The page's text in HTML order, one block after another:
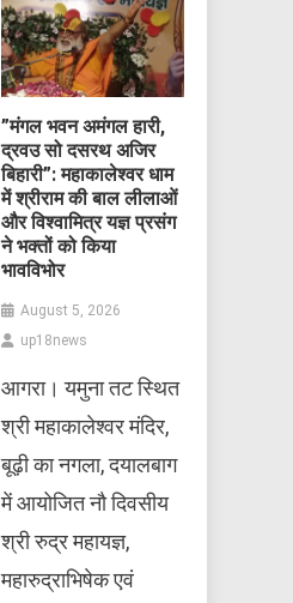
​”मंगल भवन अमंगल हारी,
द्रवउ सो दसरथ अजिर
बिहारी”: महाकालेश्वर धाम
में श्रीराम की बाल लीलाओं
और विश्वामित्र यज्ञ प्रसंग
ने भक्तों को किया
भावविभोर
August 5, 2026
up18news
आगरा। यमुना तट स्थित
श्री महाकालेश्वर मंदिर,
बूढ़ी का नगला, दयालबाग
में आयोजित नौ दिवसीय
श्री रुद्र महायज्ञ,
महारुद्राभिषेक एवं